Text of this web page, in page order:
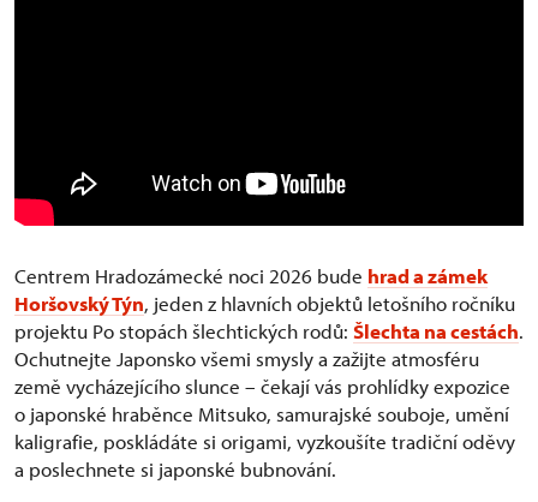
Centrem Hradozámecké noci 2026 bude hrad a zámek
Horšovský Týn, jeden z hlavních objektů letošního ročníku
projektu Po stopách šlechtických rodů: Šlechta na cestách.
Ochutnejte Japonsko všemi smysly a zažijte atmosféru
země vycházejícího slunce – čekají vás prohlídky expozice
o japonské hraběnce Mitsuko, samurajské souboje, umění
kaligrafie, poskládáte si origami, vyzkoušíte tradiční oděvy
a poslechnete si japonské bubnování.